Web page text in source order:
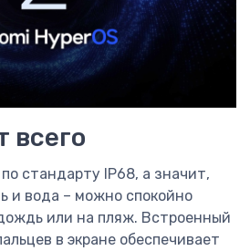
всего
стандарту IP68, а значит,
и вода – можно спокойно
или на пляж. Встроенный
в экране обеспечивает